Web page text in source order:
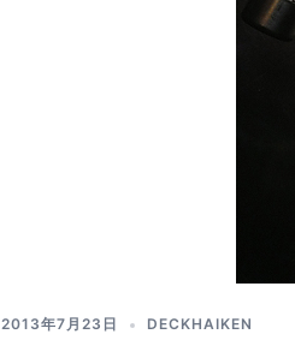
2013年7月23日 DECKHAIKEN